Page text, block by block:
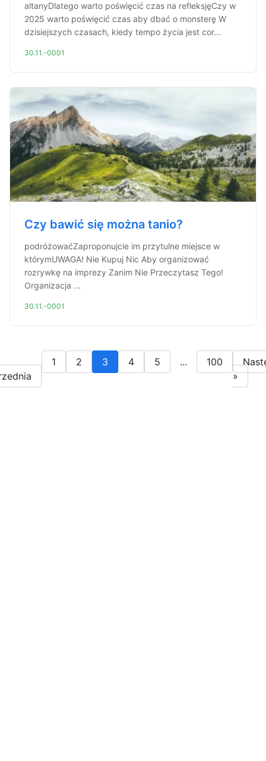
altanyDlatego warto poświęcić czas na refleksjęCzy w
2025 warto poświęcić czas aby dbać o monsterę W
dzisiejszych czasach, kiedy tempo życia jest cor...
30.11.-0001
Czy bawić się można tanio?
podróżowaćZaproponujcie im przytulne miejsce w
którymUWAGA! Nie Kupuj Nic Aby organizować
rozrywkę na imprezy Zanim Nie Przeczytasz Tego!
Organizacja ...
30.11.-0001
1 2 3 4 5 ... 100
»